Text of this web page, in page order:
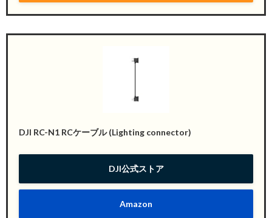
DJI RC-N1 RCケーブル (Lighting connector)
DJI公式ストア
Amazon